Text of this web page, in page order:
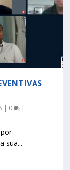
| 0 |
por
sua...